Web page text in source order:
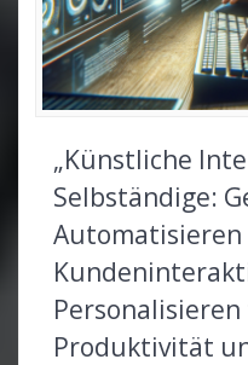
„Künstliche
Selbständige:
Automatisieren
Produktivität